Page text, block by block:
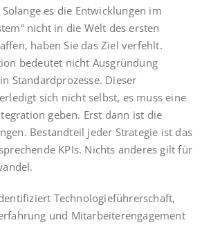
es die Entwicklungen im
nicht in die Welt des ersten
haben Sie das Ziel verfehlt.
bedeutet nicht Ausgründung
Standardprozesse. Dieser
sich nicht selbst, es muss eine
geben. Erst dann ist die
Bestandteil jeder Strategie ist das
KPIs. Nichts anderes gilt für
Technologieführerschaft,
und Mitarbeiterengagement